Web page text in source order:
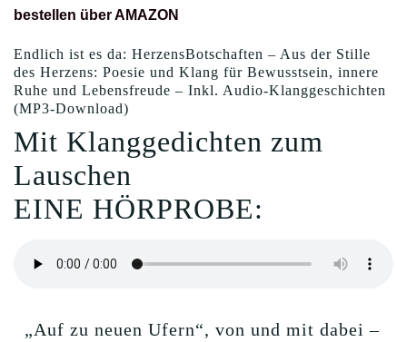
bestellen über AMAZON
Endlich ist es da: HerzensBotschaften – Aus der Stille
des Herzens: Poesie und Klang für Bewusstsein, innere
Ruhe und Lebensfreude – Inkl. Audio-Klanggeschichten
(MP3-Download)
Mit Klanggedichten zum
Lauschen
EINE HÖRPROBE:
„Auf zu neuen Ufern“, von und mit dabei –